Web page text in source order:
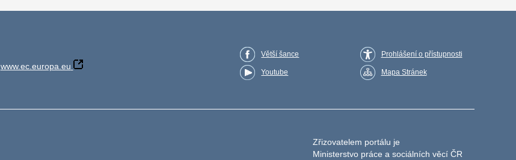
www.ec.europa.eu
Větší šance
Youtube
Prohlášení o přístupnosti
Mapa Stránek
Zřizovatelem portálu je
Ministerstvo práce a sociálních věcí ČR